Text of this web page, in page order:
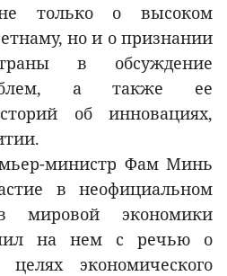
не только о высоком
но и о признании
в обсуждение
а также ее
об инновациях,
министр Фам Минь
в неофициальном
мировой экономики
на нем с речью о
целях экономического